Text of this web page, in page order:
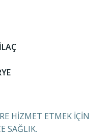
HİZMET ETMEK İÇİN
SAĞLIK.